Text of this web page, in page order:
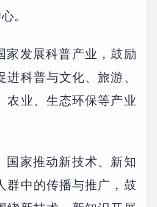
。
发展科普产业，鼓励
科普与文化、旅游、
农业、生态环保等产业
家推动新技术、新知
群中的传播与推广，鼓